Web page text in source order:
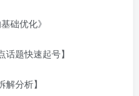
础优化》
题快速起号】
分析】